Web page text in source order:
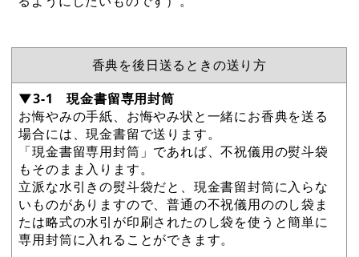
香典を後日送るときの送り方
▼3-1 現金書留専用封筒
お悔やみの手紙、お悔やみ状と一緒にお香典を送る
場合には、現金書留で送ります。
「現金書留専用封筒」であれば、不祝儀用の熨斗袋
もそのまま入ります。
立派な水引きの熨斗袋だと、現金書留封筒に入らな
いものがありますので、普通の不祝儀用ののし袋ま
たは略式の水引が印刷されたのし袋を使うと簡単に
専用封筒に入れることができます。